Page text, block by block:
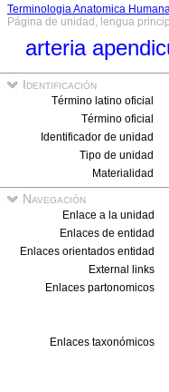
Terminologia Anatomica
Página de unidad, lengua
arteria
Identificación
Término latino oficial
Término oficial
Identificador de unidad
Tipo de unidad
Materialidad
Navegación
Enlace a la unidad
Enlaces de entidad
Enlaces orientados entidad
External links
Enlaces partonomicos
Enlaces taxonómicos